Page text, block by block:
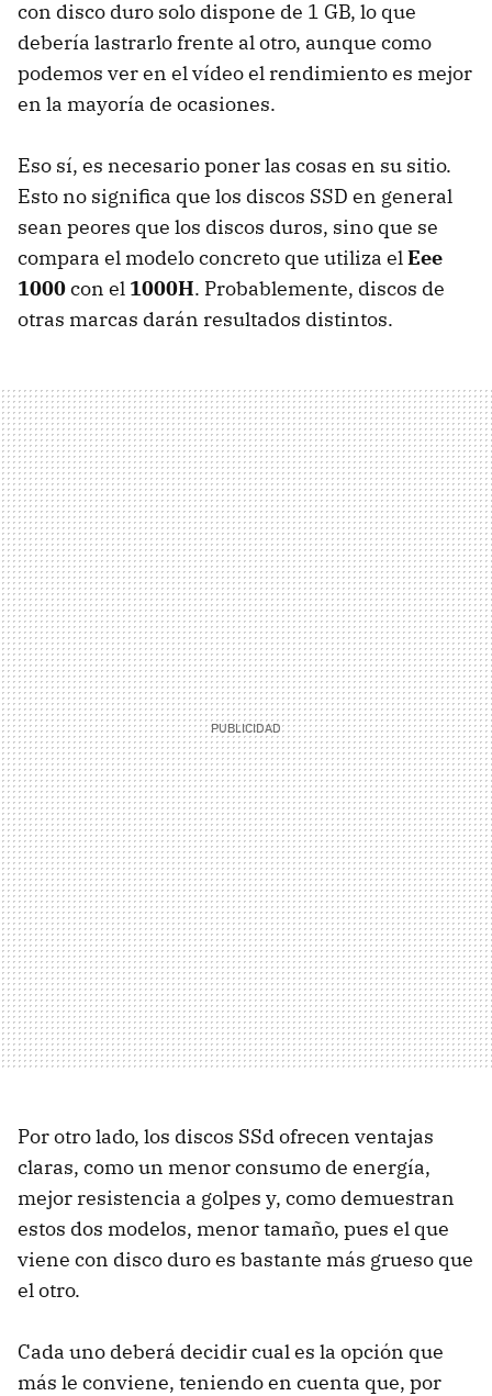
con disco duro solo dispone de 1 GB, lo que
debería lastrarlo frente al otro, aunque como
podemos ver en el vídeo el rendimiento es mejor
en la mayoría de ocasiones.
Eso sí, es necesario poner las cosas en su sitio.
Esto no significa que los discos SSD en general
sean peores que los discos duros, sino que se
compara el modelo concreto que utiliza elEee
1000con el 1000H. Probablemente, discos de
otras marcas darán resultados distintos.
Por otro lado, los discos SSd ofrecen ventajas
claras, como un menor consumo de energía,
mejor resistencia a golpes y, como demuestran
estos dos modelos, menor tamaño, pues el que
viene con disco duro es bastante más grueso que
el otro.
Cada uno deberá decidir cual es la opción que
más le conviene, teniendo en cuenta que, por